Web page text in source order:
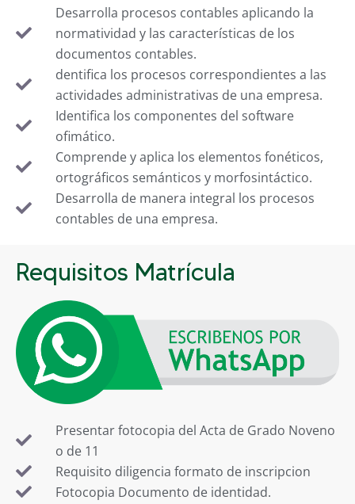
Desarrolla procesos contables aplicando la
normatividad y las características de los
documentos contables.
dentifica los procesos correspondientes a las
actividades administrativas de una empresa.
Identifica los componentes del software
ofimático.
Comprende y aplica los elementos fonéticos,
ortográficos semánticos y morfosintáctico.
Desarrolla de manera integral los procesos
contables de una empresa.
Requisitos Matrícula
Presentar fotocopia del Acta de Grado Noveno
o de 11
Requisito diligencia formato de inscripcion
Fotocopia Documento de identidad.